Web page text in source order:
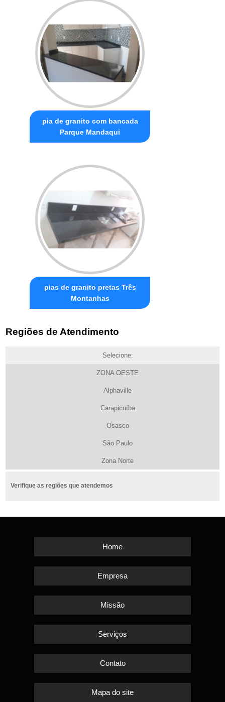
pia de granito com bancada
Parque Mandaqui
pias de granito pretas Três
Montanhas
Regiões de Atendimento
Selecione:
ZONA OESTE
Alphaville
Carapicuíba
Osasco
São Paulo
Zona Norte
Verifique as regiões que atendemos
Home
Empresa
Missão
Serviços
Contato
Mapa do site